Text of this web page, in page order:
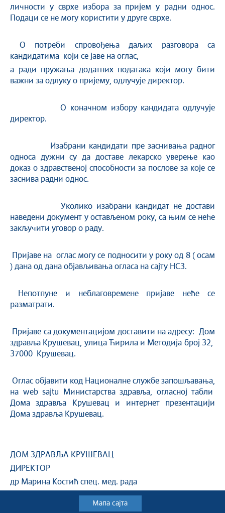
личности у сврхе избора за пријем у радни однос.
Подаци се не могу користити у друге сврхе.
О потреби спровођења даљих разговора са
кандидатима који се јаве на оглас,
а ради пружања додатних података који могу бити
важни за одлуку о пријему, одлучује директор.
О коначном избору кандидата одлучује
директор.
Изабрани кандидати пре заснивања радног
односа дужни су да доставе лекарско уверење као
доказ о здравственој способности за послове за које се
заснива радни однос.
Уколико изабрани кандидат не достави
наведени документ у остављеном року, са њим се неће
закључити уговор о раду.
Пријавe на оглас могу се подносити у року од 8 ( осам
) дана од дана објављивања огласа на сајту НСЗ.
Непотпуне и неблаговремене пријаве неће се
разматрати.
Пријаве са документацијом доставити на адресу: Дом
здравља Крушевац, улица Ћирила и Методија број 32,
37000 Крушевац.
Оглас објавити код Националне службе запошљавања,
на web sajtu Министарства здравља, огласној табли
Дома здравља Крушевац и интернет презентацији
Дома здравља Крушевац.
ДОМ ЗДРАВЉА КРУШЕВАЦ
ДИРЕКТОР
др Марина Костић спец. мед. рада
Мапа сајта